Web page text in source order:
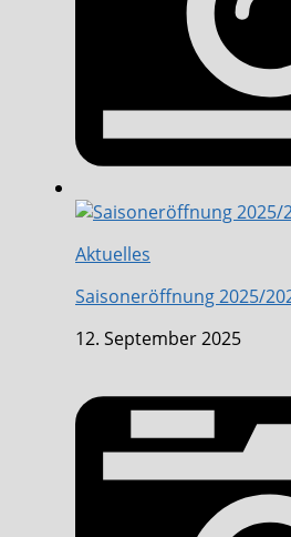
Aktuelles
Saisoneröffnung 2025/
12. September 2025